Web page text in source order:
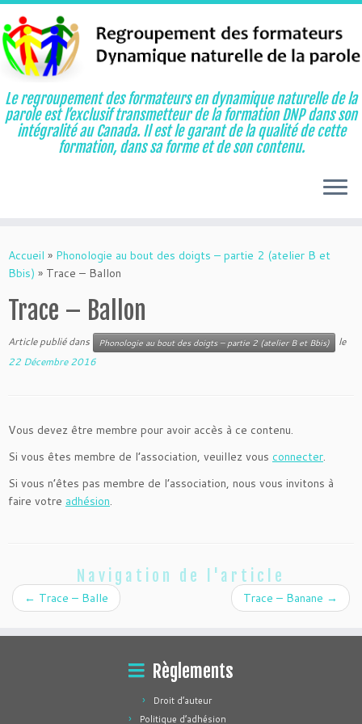
au
contenu
Le regroupement des formateurs en dynamique naturelle de la
parole est l’exclusif transmetteur de la formation DNP dans son
intégralité au Canada. Il est le garant de la qualité de cette
formation, dans sa forme et de son contenu.
Accueil » Phonologie au bout des doigts – partie 2 (atelier B et
Bbis) » Trace – Ballon
Trace – Ballon
Article publié dans Phonologie au bout des doigts – partie 2 (atelier B et Bbis)
le
22 Décembre 2016
Vous devez être membre pour avoir accès à ce contenu.
Si vous êtes membre de l’association, veuillez vous connecter.
Si vous n’êtes pas membre de l’association, nous vous invitons à
faire votre adhésion.
Navigation de l'article
← Trace – Balle Trace – Banane →
Règlements
Droit d’auteur
Politique d’adhésion